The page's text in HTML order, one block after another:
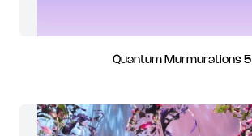
Quantum Murmurations 5